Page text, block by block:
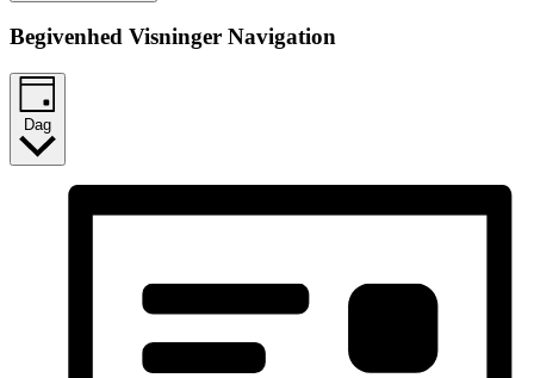
Begivenhed Visninger Navigation
Dag